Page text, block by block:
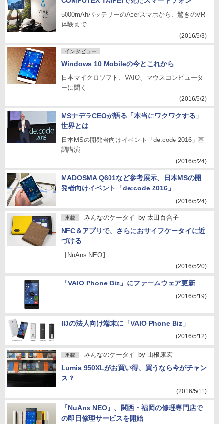
5000mAhバッテリーのAcerスマホから、驚きのVR
体験まで
(2016/6/3)
インタビュー
Windows 10 Mobileの今とこれから
日本マイクロソフト、VAIO、マウスコンピュータ
ーに聞く
(2016/6/2)
MSナデラCEOが語る「本当にワクワクする」
世界とは
日本MSの開発者向けイベント「de:code 2016」基
調講演
(2016/5/24)
MADOSMA Q601など参考展示、日本MSの開
発者向けイベント「de:code 2016」
(2016/5/24)
連載 みんなのケータイ by 太田百合子
NFC＆アプリで、さらにおサイフケータイに近
づける
【NuAns NEO】
(2016/5/20)
「VAIO Phone Biz」にファームウェア更新
(2016/5/19)
IIJの法人向け端末に「VAIO Phone Biz」
(2016/5/12)
連載 みんなのケータイ by 山根康宏
Lumia 950XLがお買い得、買うなら今がチャン
ス？
(2016/5/11)
「NuAns NEO」、関西・福岡の修理専門店で
の即日修理サービスを開始